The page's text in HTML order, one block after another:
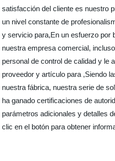
satisfacción del cliente es nuestro
un nivel constante de
y servicio para,En un esfuerzo por
nuestra empresa comercial,
personal de control de calidad y le
proveedor y artículo para ,Siendo
nuestra fábrica, nuestra serie de
ha ganado certificaciones de
parámetros adicionales y detalles
clic en el botón para obtener